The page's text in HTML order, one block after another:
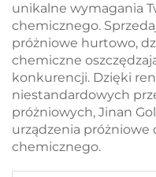
unikalne wymagania
chemicznego.
próżniowe hurtowo,
chemiczne
konkurencji. Dzięki
niestandardowych
próżniowych, Jinan
urządzenia próżniowe
chemicznego.